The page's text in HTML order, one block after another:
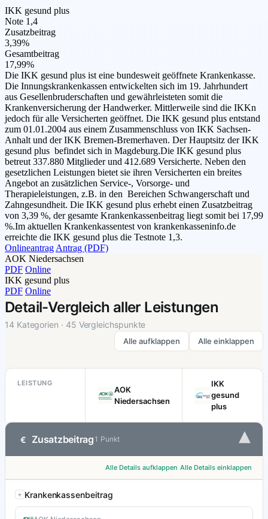
IKK gesund plus
Note 1,4
Zusatzbeitrag
3,39%
Gesamtbeitrag
17,99%
Die IKK gesund plus ist eine bundesweit geöffnete Krankenkasse.
Die Innungskrankenkassen entwickelten sich im 19. Jahrhundert
aus Gesellenbruderschaften und gewährleisteten somit die
Krankenversicherung der Handwerker. Mittlerweile sind die IKKn
jedoch für alle Versicherten geöffnet. Die IKK gesund plus entstand
zum 01.01.2004 aus einem Zusammenschluss von IKK Sachsen-
Anhalt und der IKK Bremen-Bremerhaven. Der Hauptsitz der IKK
gesund plus befindet sich in Magdeburg.Die IKK gesund plus
betreut 337.880 Mitglieder und 412.689 Versicherte. Neben den
gesetzlichen Leistungen bietet sie ihren Versicherten ein breites
Angebot an zusätzlichen Service-, Vorsorge- und
Therapieleistungen, z.B. in den Bereichen Schwangerschaft und
Zahngesundheit. Die IKK gesund plus erhebt einen Zusatzbeitrag
von 3,39 %, der gesamte Krankenkassenbeitrag liegt somit bei 17,99
%.Im aktuellen Krankenkassentest von krankenkasseninfo.de
erreichte die IKK gesund plus die Testnote 1,3.
Onlineantrag Antrag (PDF)
AOK Niedersachsen
PDF Online
IKK gesund plus
PDF Online
Detail-Vergleich aller Leistungen
14 Kategorien · 45 Vergleichspunkte
Alle aufklappen Alle einklappen
LEISTUNG
AOK
Niedersachsen
IKK
gesund
plus
€ Zusatzbeitrag 1 Punkt ▾
Alle Details aufklappen Alle Details einklappen
Krankenkassenbeitrag